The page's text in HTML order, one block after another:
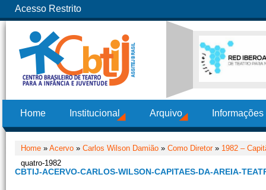
Acesso Restrito
Home Institucional Arquivo
Home » Acervo » Carlos Wilson Damião » Como Diretor» 1982 –
quatro-1982
CBTIJ-ACERVO-CARLOS-WILSON-CAPITAES-DA-AREIA-